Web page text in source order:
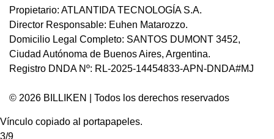
Propietario: ATLANTIDA TECNOLOGÍA S.A.
Director Responsable: Euhen Matarozzo.
Domicilio Legal Completo: SANTOS DUMONT 3452,
Ciudad Autónoma de Buenos Aires, Argentina.
Registro DNDA Nº: RL-2025-14454833-APN-DNDA#MJ
© 2026 BILLIKEN | Todos los derechos reservados
Vínculo copiado al portapapeles.
3/9